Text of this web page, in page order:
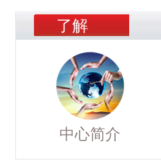
了解
中心简介